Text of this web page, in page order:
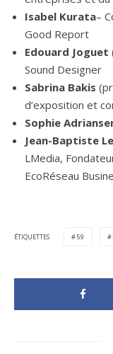
Isabel Kurata–
Good Report
Edouard Joguet
Sound Designer
Sabrina Bakis
d’exposition et
Sophie
Jean-Baptiste
LMedia,
EcoRéseau
ÉTIQUETTES 59